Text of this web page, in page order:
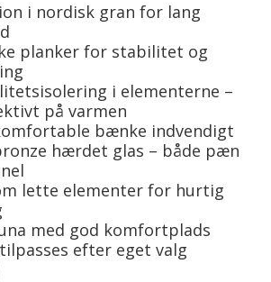
i nordisk gran for lang
planker for stabilitet og
i elementerne –
på varmen
bænke indvendigt
hærdet glas – både pæn
lette elementer for hurtig
med god komfortplads
efter eget valg